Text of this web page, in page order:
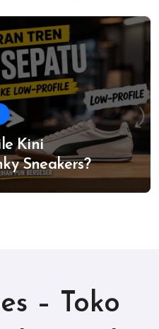
Kini
Sneakers?
– Toko